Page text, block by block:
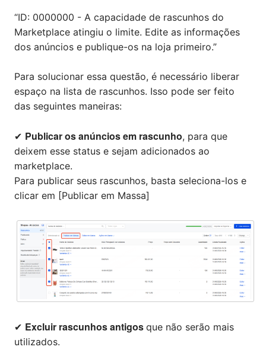
“ID: 0000000 - A capacidade de rascunhos do
Marketplace atingiu o limite. Edite as informações
dos anúncios e publique-os na loja primeiro.”
Para solucionar essa questão, é necessário liberar
espaço na lista de rascunhos. Isso pode ser feito
das seguintes maneiras:
✔ Publicar os anúncios em rascunho, para que
deixem esse status e sejam adicionados ao
marketplace.
Para publicar seus rascunhos, basta seleciona-los e
clicar em [Publicar em Massa]
✔ Excluir rascunhos antigos que não serão mais
utilizados.